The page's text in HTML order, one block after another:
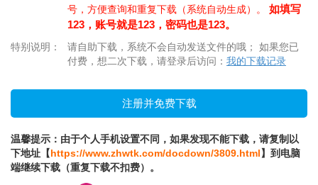
号，方便查询和重复下载（系统自动生成）。 如填写
123，账号就是123，密码也是123。
特别说明：
请自助下载，系统不会自动发送文件的哦； 如果您已
付费，想二次下载，请登录后访问： 我的下载记录
温馨提示：由于个人手机设置不同，如果发现不能下载，请复制以
下地址【https://www.zhwtk.com/docdown/3809.html】到电脑
端继续下载（重复下载不扣费）。